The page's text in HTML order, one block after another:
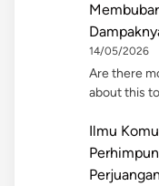
14/05/2026
Are there
about this
Ilmu